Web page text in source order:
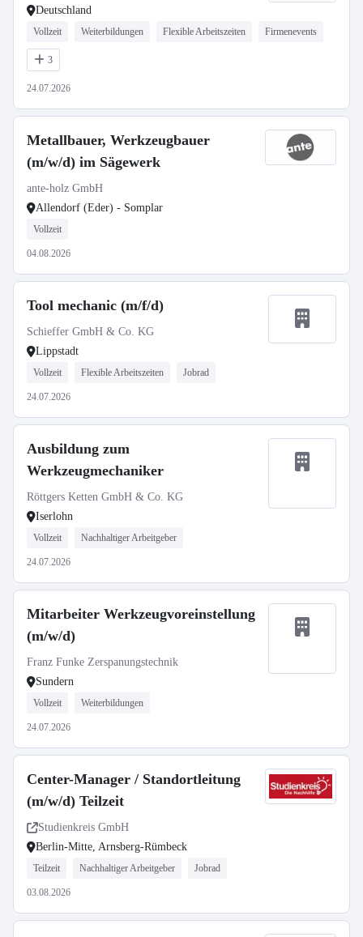
Deutschland
Vollzeit Weiterbildungen Flexible Arbeitszeiten Firmenevents
3
24.07.2026
Metallbauer, Werkzeugbauer
(m/w/d) im Sägewerk
ante-holz GmbH
Allendorf (Eder) - Somplar
Vollzeit
04.08.2026
Tool mechanic (m/f/d)
Schieffer GmbH & Co. KG
Lippstadt
Vollzeit Flexible Arbeitszeiten Jobrad
24.07.2026
Ausbildung zum
Werkzeugmechaniker
Röttgers Ketten GmbH & Co. KG
Iserlohn
Vollzeit Nachhaltiger Arbeitgeber
24.07.2026
Mitarbeiter Werkzeugvoreinstellung
(m/w/d)
Franz Funke Zerspanungstechnik
Sundern
Vollzeit Weiterbildungen
24.07.2026
Center-Manager / Standortleitung
(m/w/d) Teilzeit
Studienkreis GmbH
Berlin-Mitte, Arnsberg-Rümbeck
Teilzeit Nachhaltiger Arbeitgeber Jobrad
03.08.2026